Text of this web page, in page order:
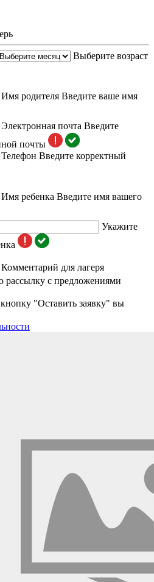
Выберите возраст
Имя родителя Введите ваше имя
Электронная почта Введите
почты
Телефон Введите корректный
Имя ребенка Введите имя вашего
Укажите
Комментарий для лагеря
рассылку с предложениями
"Оставить заявку" вы